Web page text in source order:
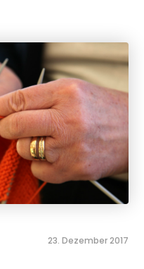
23. Dezember 2017